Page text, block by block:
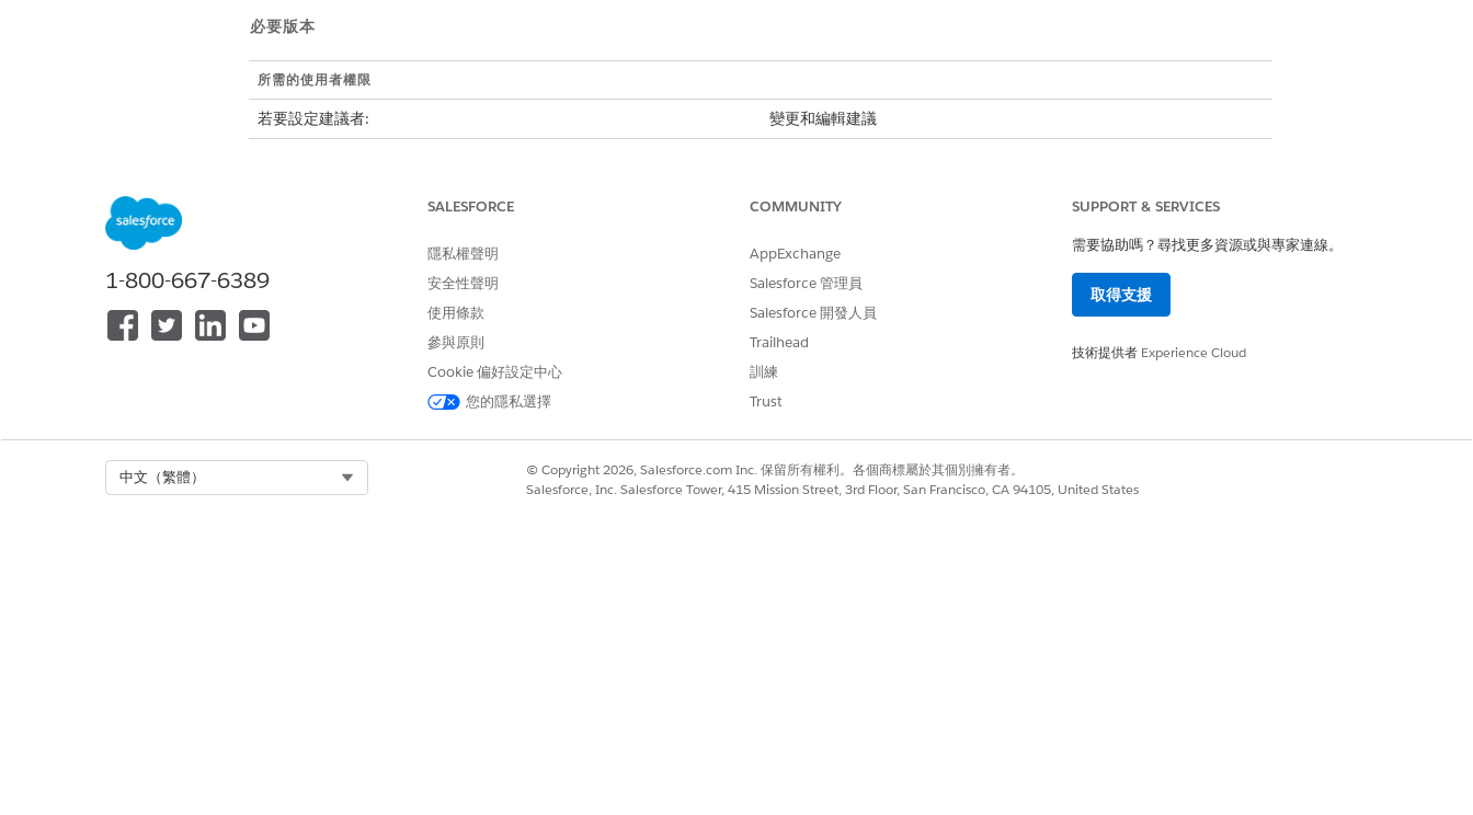
必要版本
所需的使用者權限
若要設定建議者: 變更和編輯建議
回復建議工具有受限制的篩選條件。
在「建議」頁面上,開啟您要新增回復建議的建議,然後按一下「
」。
功能表只會列出與主要建議者共用相同資料空間、項目資料圖形和設定檔資料圖形的建議者。此外,建議者必須至少完成一個成功
此文章是否解決您的問題？
請讓我們知道，以便我們改進！
1-800-667-6389
SALESFORCE
隱私權聲明
安全性聲明
使用條款
參與原則
Cookie 偏好設定中心
您的隱私選擇
COMMUNITY
AppExchange
Salesforce 管理員
Salesforce 開發人員
Trailhead
訓練
Trust
SUPPORT & SERVICES
需要協助嗎？尋找更多資源或與專家連線。
取得支援
技術提供者 Experience Cloud
中文（繁體）
© Copyright 2026, Salesforce.com Inc. 保留所有權利。各個商標屬於其個別擁有者。
Salesforce, Inc. Salesforce Tower, 415 Mission Street, 3rd Floor, San Francisco, CA 94105, United States